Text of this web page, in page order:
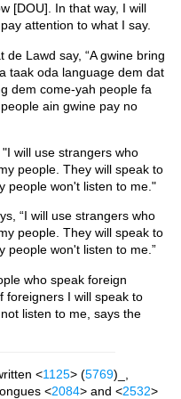
[DOU]. In that way, I will
attention to what I say.
Lawd say, “A gwine bring
taak oda language dem dat
dem come-yah people fa
ain gwine pay no
will use strangers who
people. They will speak to
people won't listen to me."
“I will use strangers who
people. They will speak to
people won't listen to me.”
who speak foreign
foreigners I will speak to
listen to me, says the
<1125> (5769)_,
<2084> and <2532>